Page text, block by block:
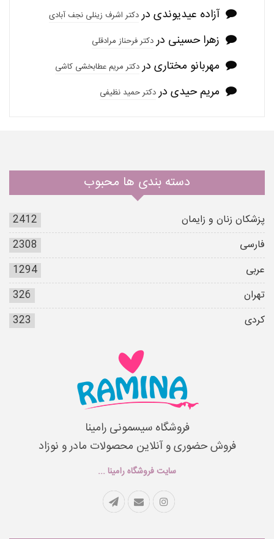
آزاده عیدیوندی دردکتر اشرف زینلی نجف آبادی
زهرا حسینی دردکتر فرحناز مرادقلی
مهربانو مختاری دردکتر مریم عطابخشی کاشی
مریم حیدی دردکتر حمید نظیفی
دسته بندی ها محبوب
پزشکان زنان و زایمان
2412
فارسی
2308
عربی
1294
تهران
326
کردی
323
فروشگاه سیسمونی رامینا
فروش حضوری و آنلاین محصولات مادر و نوزاد
سایت فروشگاه رامینا ...